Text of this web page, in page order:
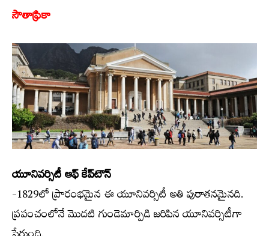
సౌతాఫ్రికా
యూనివర్సిటీ ఆఫ్ కేప్‌టౌన్
-1829లో ప్రారంభమైన ఈ యూనివర్సిటీ అతి పురాతనమైనది.
ప్రపంచంలోనే మొదటి గుండెమార్పిడి జరిపిన యూనివర్సిటీగా